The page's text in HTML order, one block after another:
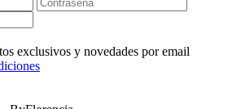
exclusivos y novedades por email